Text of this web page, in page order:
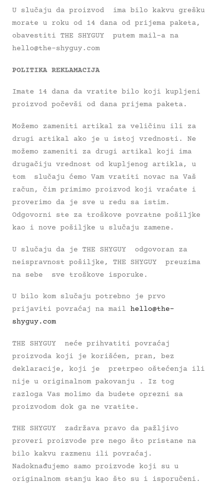
U slučaju da proizvod ima bilo kakvu grešku
morate u roku od 14 dana od prijema paketa,
obavestiti THE SHYGUY putem mail-a na
hello@the-shyguy.com
POLITIKA REKLAMACIJA
Imate 14 dana da vratite bilo koji kupljeni
proizvod počevši od dana prijema paketa.
Možemo zameniti artikal za veličinu ili za
drugi artikal ako je u istoj vrednosti. Ne
možemo zameniti za drugi artikal koji ima
drugačiju vrednost od kupljenog artikla, u
tom slučaju ćemo Vam vratiti novac na Vaš
račun, čim primimo proizvod koji vraćate i
proverimo da je sve u redu sa istim.
Odgovorni ste za troškove povratne pošiljke
kao i nove pošiljke u slučaju zamene.
U slučaju da je THE SHYGUY odgovoran za
neispravnost pošiljke, THE SHYGUY preuzima
na sebe sve troškove isporuke.
U bilo kom slučaju potrebno je prvo
prijaviti povraćaj na mail hello@the-
shyguy.com
THE SHYGUY neće prihvatiti povraćaj
proizvoda koji je korišćen, pran, bez
deklaracije, koji je pretrpeo oštećenja ili
nije u originalnom pakovanju . Iz tog
razloga Vas molimo da budete oprezni sa
proizvodom dok ga ne vratite.
THE SHYGUY zadržava pravo da pažljivo
proveri proizvode pre nego što pristane na
bilo kakvu razmenu ili povraćaj.
Nadoknađujemo samo proizvode koji su u
originalnom stanju kao što su i isporučeni.